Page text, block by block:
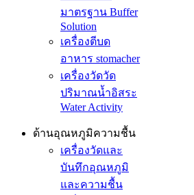
มาตรฐาน Buffer
Solution
เครื่องตีบด
อาหาร stomacher
เครื่องวัดวัด
ปริมาณน้ำอิสระ
Water Activity
ด้านอุณหภูมิความชื้น
เครื่องวัดและ
บันทึกอุณหภูมิ
และความชื้น